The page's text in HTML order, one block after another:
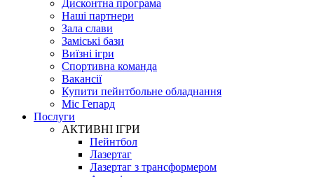
Дисконтна програма
Наші партнери
Зала слави
Заміські бази
Виїзні ігри
Спортивна команда
Вакансії
Купити пейнтбольне обладнання
Міс Гепард
Послуги
АКТИВНІ ІГРИ
Пейнтбол
Лазертаг
Лазертаг з трансформером